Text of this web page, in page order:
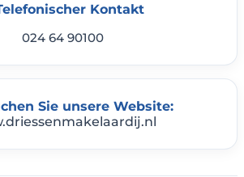
Kontakt
024 64 90100
Sie unsere Website: